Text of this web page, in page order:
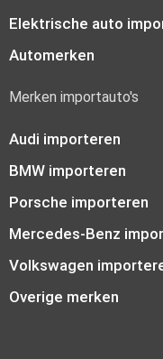
Elektrische auto
Automerken
Merken importauto's
Audi importeren
BMW importeren
Porsche importeren
Mercedes-Benz
Volkswagen
Overige merken